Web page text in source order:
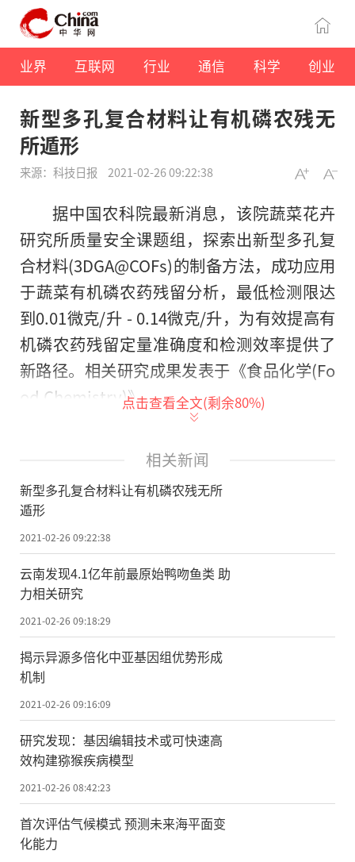
业界 互联网 行业 通信 科学 创业
新型多孔复合材料让有机磷农残无
所遁形
来源：科技日报 2021-02-26 09:22:38
据中国农科院最新消息，该院蔬菜花卉
研究所质量安全课题组，探索出新型多孔复
合材料(3DGA@COFs)的制备方法，成功应用
于蔬菜有机磷农药残留分析，最低检测限达
到0.01微克/升 - 0.14微克/升，为有效提高有
机磷农药残留定量准确度和检测效率提供了
新路径。相关研究成果发表于《食品化学(Fo
od Chemistry)》。
研究员徐东辉介绍，有机磷农药对人体具有
较高的毒性，在蔬菜上应用的剧毒、高毒有
机磷农药大多已被列入禁限用范围，但实际
生产中仍存在有机磷农药违法违规使用现
象。因此，建立有机磷农药高效前处理和精
准检测技术体系，严格控制其残留水平，对
于保障蔬菜产品质量安全具有重要意义。
课题组创造性地通过三维石墨烯水凝胶
(3DGA)的柔性表面引导COFs自组装生长，成
功制备了3DGA@COFs复合材料，证实了该材
料可有效吸附富集蔬菜中的马拉硫磷、喹硫
磷和三唑磷等有机磷农药残留，并具有优异
的再生性能。结合固相萃取技术，该研究成
功建立了一种灵敏度高、选择性强、重现性
好的有机磷农药检测方法。在最优条件下，
点击查看全文(剩余80%)
相关新闻
新型多孔复合材料让有机磷农残无所
遁形
2021-02-26 09:22:38
云南发现4.1亿年前最原始鸭吻鱼类 助
力相关研究
2021-02-26 09:18:29
揭示异源多倍化中亚基因组优势形成
机制
2021-02-26 09:16:09
研究发现：基因编辑技术或可快速高
效构建猕猴疾病模型
2021-02-26 08:42:23
首次评估气候模式 预测未来海平面变
化能力